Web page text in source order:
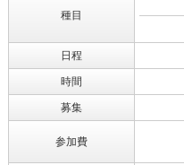
種目
日程
時間
募集
参加費